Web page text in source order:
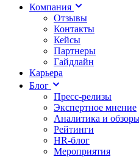
Компания
Отзывы
Контакты
Кейсы
Партнеры
Гайдлайн
Карьера
Блог
Пресс-релизы
Экспертное мнение
Аналитика и
Рейтинги
HR-блог
Мероприятия